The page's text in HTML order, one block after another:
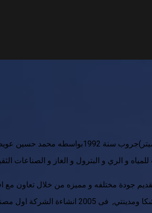
انشاءت شركة تكنوميديا
جودة مختلفه و مميزه من خلال تعاون
عملاقه مثل قناة السويس وتوشكا